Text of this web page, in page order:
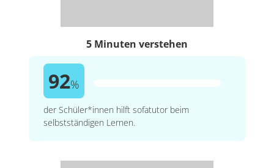
5 Minuten verstehen
92%
der Schüler*innen hilft sofatutor beim
selbstständigen Lernen.